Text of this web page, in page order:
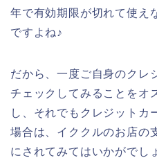
年で有効期限が切れて使え
ですよね♪
だから、一度ご自身のクレ
チェックしてみることをオ
し、それでもクレジットカ
場合は、イククルのお店の
にされてみてはいかがでし